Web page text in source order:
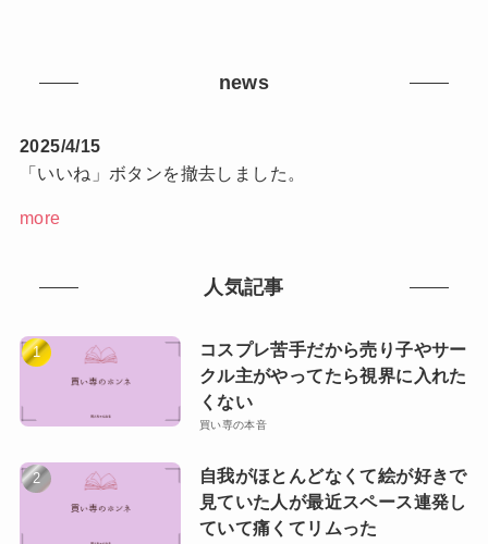
news
2025/4/15
「いいね」ボタンを撤去しました。
more
人気記事
コスプレ苦手だから売り子やサー
クル主がやってたら視界に入れた
くない
買い専の本音
自我がほとんどなくて絵が好きで
見ていた人が最近スペース連発し
ていて痛くてリムった